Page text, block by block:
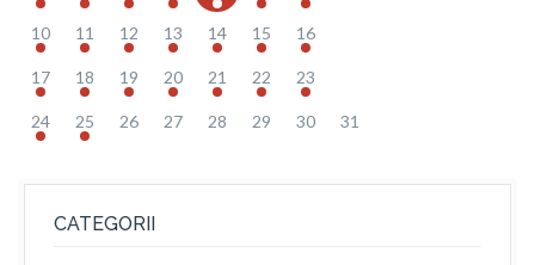
10 11 12 13 14 15 16
17 18 19 20 21 22 23
24 25 26 27 28 29 30 31
CATEGORII